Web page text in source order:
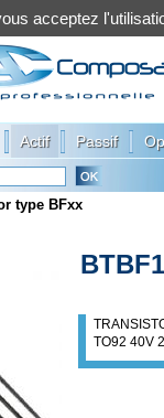
Actif Passif
type BFxx
TO92 40V
acceptez